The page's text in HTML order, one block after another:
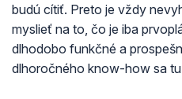
budú cítiť. Preto je vždy
myslieť na to, čo je iba
dlhodobo funkčné a
dlhoročného know-how sa